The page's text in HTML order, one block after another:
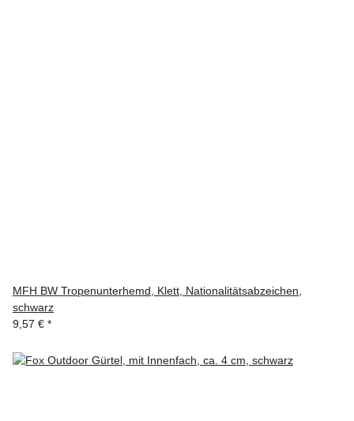
MFH BW Tropenunterhemd, Klett, Nationalitätsabzeichen,
schwarz
9,57 € *